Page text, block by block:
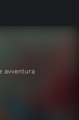
avventura